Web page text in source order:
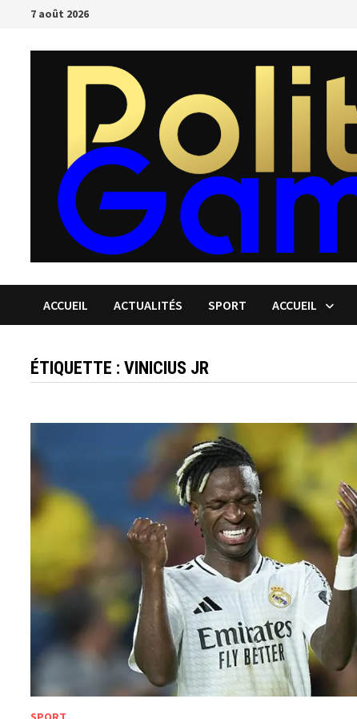
Passer
contenu
7 août 2026
ACCUEIL ACTUALITÉS SPORT ACCUEIL
ÉTIQUETTE :VINICIUS JR